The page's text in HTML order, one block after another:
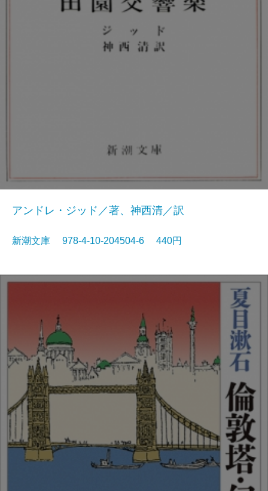
アンドレ・ジッド／著、神西清／訳
新潮文庫 978-4-10-204504-6 440円